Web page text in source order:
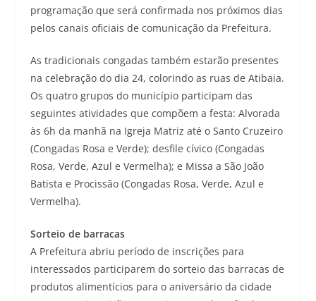
programação que será confirmada nos próximos dias
pelos canais oficiais de comunicação da Prefeitura.
As tradicionais congadas também estarão presentes
na celebração do dia 24, colorindo as ruas de Atibaia.
Os quatro grupos do município participam das
seguintes atividades que compõem a festa: Alvorada
às 6h da manhã na Igreja Matriz até o Santo Cruzeiro
(Congadas Rosa e Verde); desfile cívico (Congadas
Rosa, Verde, Azul e Vermelha); e Missa a São João
Batista e Procissão (Congadas Rosa, Verde, Azul e
Vermelha).
Sorteio de barracas
A Prefeitura abriu período de inscrições para
interessados participarem do sorteio das barracas de
produtos alimentícios para o aniversário da cidade